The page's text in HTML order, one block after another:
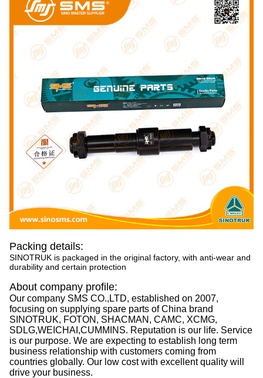
Packing details:
SINOTRUK is packaged in the original factory, with anti-wear and
durability and certain protection
About company profile:
Our company SMS CO.,LTD, established on 2007,
focusing on supplying spare parts of China brand
SINOTRUK, FOTON, SHACMAN, CAMC, XCMG,
SDLG,WEICHAI,CUMMINS. Reputation is our life. Service
is our purpose. We are expecting to establish long term
business relationship with customers coming from
countries globally. Our low cost with excellent quality will
drive your business.